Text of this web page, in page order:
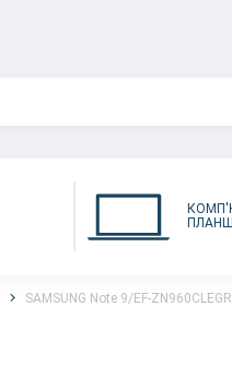
SAMSUNG Note 9/EF-